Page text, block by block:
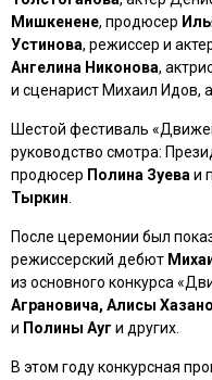
Мишкенене, продюсер
Устинова, режиссер и
Ангелина Никонова,
и сценарист Михаил Идов,
Шестой фестиваль
руководство смотра:
продюсер Полина Зуева и
Тыркин
После церемонии был
режиссерский дебют
из основного конкурса
Аграновича, Алисы
и Полины Ауг и других.
В этом году конкурсная